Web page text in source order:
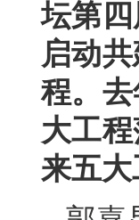
坛第
启动
程。
大工
来五